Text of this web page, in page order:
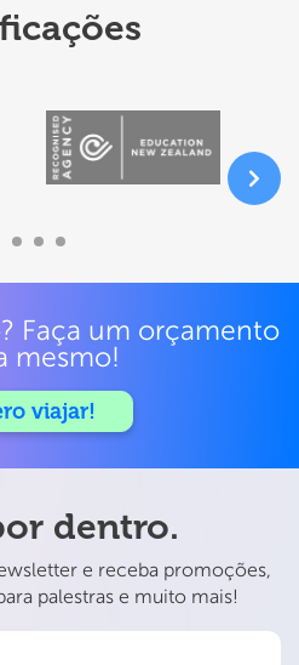
Faça um orçamento
mesmo!
viajar!
dentro.
e receba promoções,
palestras e muito mais!